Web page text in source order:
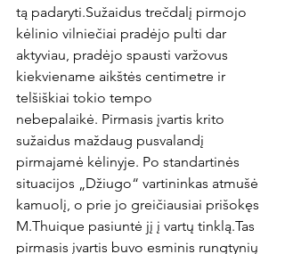
tą padaryti.Sužaidus trečdalį pirmojo
kėlinio vilniečiai pradėjo pulti dar
aktyviau, pradėjo spausti varžovus
kiekviename aikštės centimetre ir
telšiškiai tokio tempo
nebepalaikė. Pirmasis įvartis krito
sužaidus maždaug pusvalandį
pirmajamė kėlinyje. Po standartinės
situacijos „Džiugo“ vartininkas atmušė
kamuolį, o prie jo greičiausiai prišokęs
M.Thuique pasiuntė jį į vartų tinklą.Tas
pirmasis įvartis buvo esminis rungtynių